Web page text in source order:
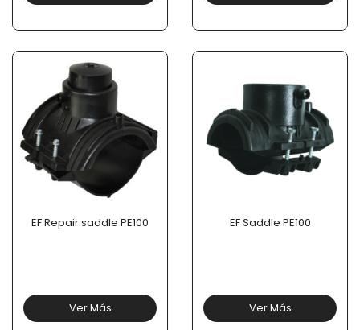
EF Repair saddle PE100
Ver Más
EF Saddle PE100
Ver Más